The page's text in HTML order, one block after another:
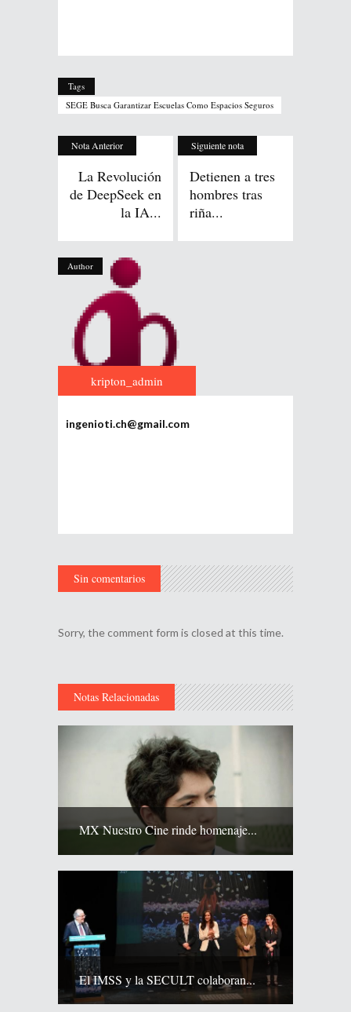
Tags
SEGE Busca Garantizar Escuelas Como Espacios Seguros
Nota Anterior
La Revolución
de DeepSeek en
la IA...
Siguiente nota
Detienen a tres
hombres tras
riña...
Author
kripton_admin
ingenioti.ch@gmail.com
Sin comentarios
Sorry, the comment form is closed at this time.
Notas Relacionadas
MX Nuestro Cine rinde homenaje...
El IMSS y la SECULT colaboran...